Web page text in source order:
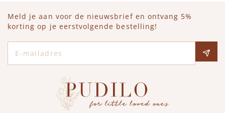
Meld je aan voor de nieuwsbrief en ontvang 5%
korting op je eerstvolgende bestelling!